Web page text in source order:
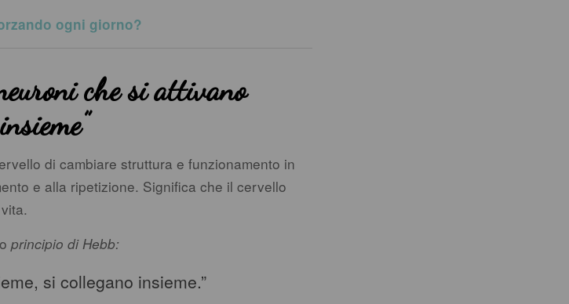
ogni giorno?
che si attivano
di cambiare struttura e funzionamento in
e alla ripetizione. Significa che il cervello
principio di Hebb:
si collegano insieme.”